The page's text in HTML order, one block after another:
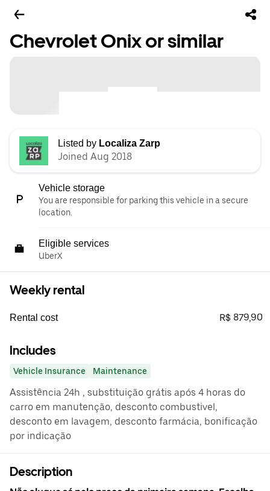
Chevrolet Onix or similar
Listed by Localiza Zarp
Joined Aug 2018
Vehicle storage
You are responsible for parking this vehicle in a secure
location.
Eligible services
UberX
Weekly rental
Rental cost R$ 879,90
Includes
Vehicle Insurance Maintenance
Assistência 24h , substituição grátis após 4 horas do
carro em manutenção, desconto combustivel,
desconto em lavagem, desconto farmácia, bonificação
por indicação
Description